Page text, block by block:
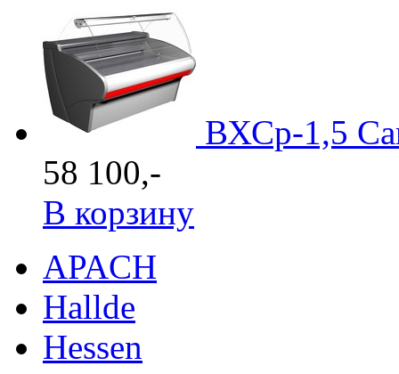
ВХСр-1,5
58 100,-
В корзину
APACH
Hallde
Hessen